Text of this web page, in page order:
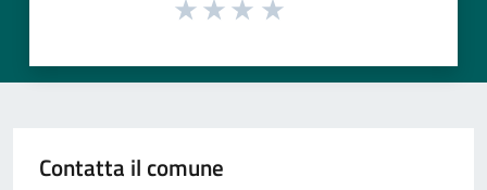
Contatta il comune